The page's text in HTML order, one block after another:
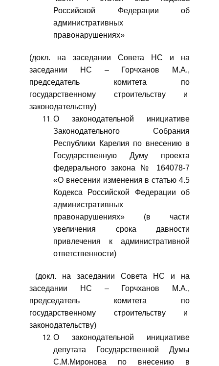
Российской Федерации об
административных
правонарушениях»
(докл. на заседании Совета НС и на
заседании НС – Горчханов М.А.,
председатель комитета по
государственному строительству и
законодательству)
О законодательной инициативе
Законодательного Собрания
Республики Карелия по внесению в
Государственную Думу проекта
федерального закона № 164078-7
«О внесении изменения в статью 4.5
Кодекса Российской Федерации об
административных
правонарушениях» (в части
увеличения срока давности
привлечения к административной
ответственности)
(докл. на заседании Совета НС и на
заседании НС – Горчханов М.А.,
председатель комитета по
государственному строительству и
законодательству)
О законодательной инициативе
депутата Государственной Думы
С.М.Миронова по внесению в